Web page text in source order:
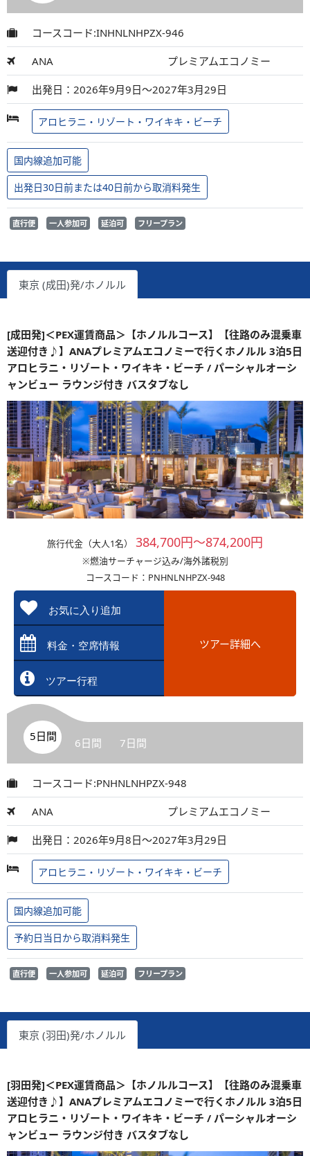
コースコード:INHNLNHPZX-946
ANA プレミアムエコノミー
出発日：2026年9月9日～2027年3月29日
アロヒラニ・リゾート・ワイキキ・ビーチ
国内線追加可能
出発日30日前または40日前から取消料発生
直行便 一人参加可 延泊可 フリープラン
東京 (成田)発/ホノルル
[成田発]＜PEX運賃商品＞【ホノルルコース】【往路のみ混乗車
送迎付き♪】ANAプレミアムエコノミーで行くホノルル 3泊5日
アロヒラニ・リゾート・ワイキキ・ビーチ / パーシャルオーシ
ャンビュー ラウンジ付き バスタブなし
旅行代金（大人1名） 384,700円～874,200円
※燃油サーチャージ込み/海外諸税別
コースコード：PNHNLNHPZX-948
お気に入り追加
料金・空席情報
ツアー行程
ツアー詳細へ
5日間 6日間 7日間
コースコード:PNHNLNHPZX-948
ANA プレミアムエコノミー
出発日：2026年9月8日～2027年3月29日
アロヒラニ・リゾート・ワイキキ・ビーチ
国内線追加可能
予約日当日から取消料発生
直行便 一人参加可 延泊可 フリープラン
東京 (羽田)発/ホノルル
[羽田発]＜PEX運賃商品＞【ホノルルコース】【往路のみ混乗車
送迎付き♪】ANAプレミアムエコノミーで行くホノルル 3泊5日
アロヒラニ・リゾート・ワイキキ・ビーチ / パーシャルオーシ
ャンビュー ラウンジ付き バスタブなし